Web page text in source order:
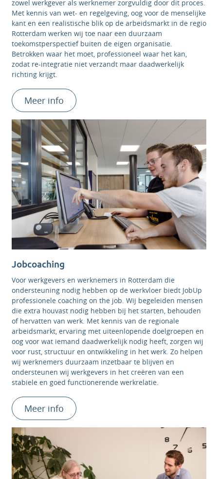
zowel werkgever als werknemer zorgvuldig door dit proces.
Met kennis van wet- en regelgeving, oog voor de menselijke
kant en een realistische blik op de arbeidsmarkt in de regio
Rotterdam werken wij toe naar een duurzaam
toekomstperspectief buiten de eigen organisatie.
Betrokken waar het moet, professioneel waar het kan,
zodat re-integratie niet verzandt maar daadwerkelijk
richting krijgt.
Meer info
Jobcoaching
Voor werkgevers en werknemers in Rotterdam die
ondersteuning nodig hebben op de werkvloer biedt JobUp
professionele coaching on the job. Wij begeleiden mensen
die extra houvast nodig hebben bij het starten, behouden
of hervatten van werk. Met kennis van de regionale
arbeidsmarkt, ervaring met uiteenlopende doelgroepen en
oog voor wat iemand daadwerkelijk nodig heeft, zorgen wij
voor rust, structuur en ontwikkeling in het werk. Zo helpen
wij werknemers duurzaam inzetbaar te blijven en
ondersteunen wij werkgevers in het creëren van een
stabiele en goed functionerende werkrelatie.
Meer info